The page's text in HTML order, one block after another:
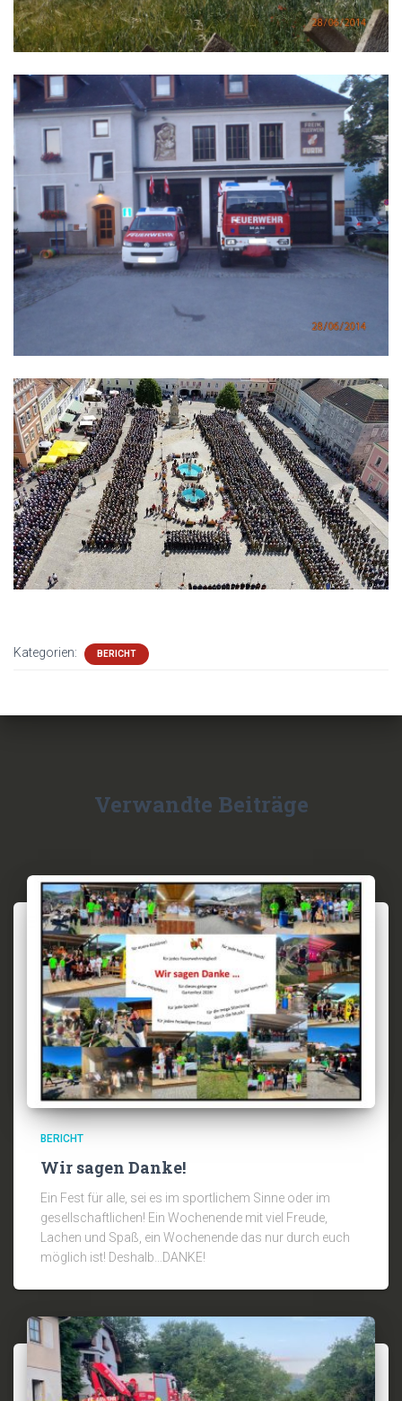
Kategorien: BERICHT
Verwandte Beiträge
BERICHT
Wir sagen Danke!
Ein Fest für alle, sei es im sportlichem Sinne oder im
gesellschaftlichen! Ein Wochenende mit viel Freude,
Lachen und Spaß, ein Wochenende das nur durch euch
möglich ist! Deshalb…DANKE!